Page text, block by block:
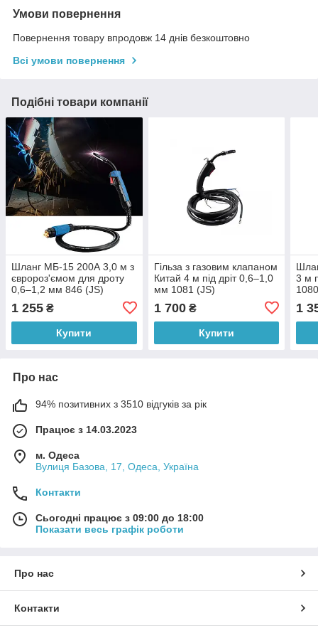
Умови повернення
Повернення товару впродовж 14 днів безкоштовно
Всі умови повернення
Подібні товари компанії
Шланг МБ-15 200А 3,0 м з
євророз'ємом для дроту
0,6–1,2 мм 846 (JS)
1 255 ₴
Купити
Гільза з газовим клапаном
Китай 4 м під дріт 0,6–1,0
мм 1081 (JS)
1 700₴
Купити
3 м
1
Про нас
94% позитивних з 3510 відгуків за рік
Працює з 14.03.2023
м. Одеса
Вулиця Базова, 17, Одеса, Україна
Контакти
Сьогодні працює з 09:00 до 18:00
Показати весь графік роботи
Про нас
Контакти